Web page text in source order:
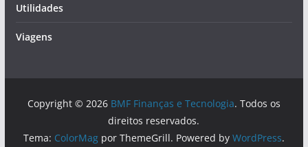
Utilidades
Viagens
Copyright © 2026 BMF Finanças e Tecnologia. Todos os
direitos reservados.
Tema: ColorMagpor ThemeGrill. Powered by WordPress.